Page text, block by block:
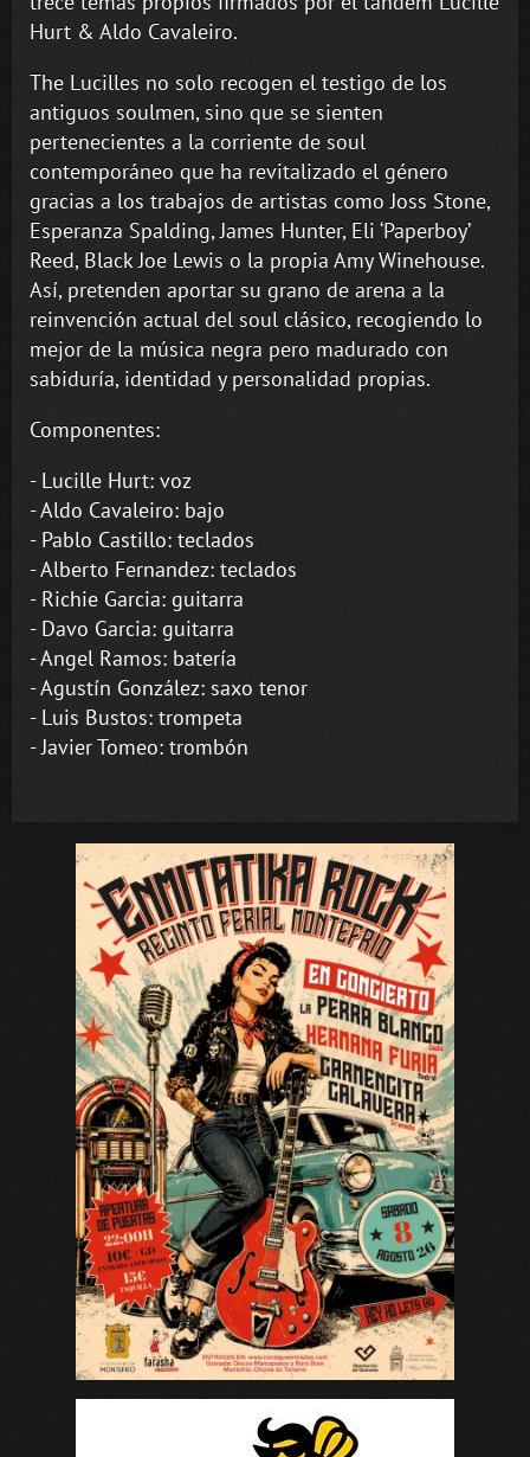
Hurt & Aldo Cavaleiro.
The Lucilles no solo recogen el testigo de los
antiguos soulmen, sino que se sienten
pertenecientes a la corriente de soul
contemporáneo que ha revitalizado el género
gracias a los trabajos de artistas como Joss Stone,
Esperanza Spalding, James Hunter, Eli ‘Paperboy’
Reed, Black Joe Lewis o la propia Amy Winehouse.
Así, pretenden aportar su grano de arena a la
reinvención actual del soul clásico, recogiendo lo
mejor de la música negra pero madurado con
sabiduría, identidad y personalidad propias.
Componentes:
- Lucille Hurt: voz
- Aldo Cavaleiro: bajo
- Pablo Castillo: teclados
- Alberto Fernandez: teclados
- Richie Garcia: guitarra
- Davo Garcia: guitarra
- Angel Ramos: batería
- Agustín González: saxo tenor
- Luis Bustos: trompeta
- Javier Tomeo: trombón